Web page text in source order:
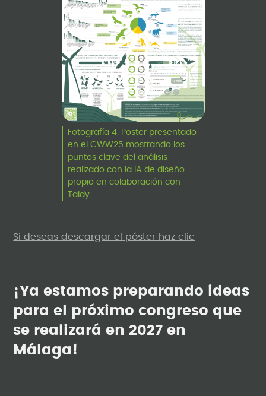
Fotografía 4. Poster presentado
en el CWW25 mostrando los
puntos clave del análisis
realizado con la IA de diseño
propio en colaboración con
Taidy.
Si deseas descargar el póster haz clic
¡Ya estamos preparando ideas
para el próximo congreso que
se realizará en 2027 en
Málaga!